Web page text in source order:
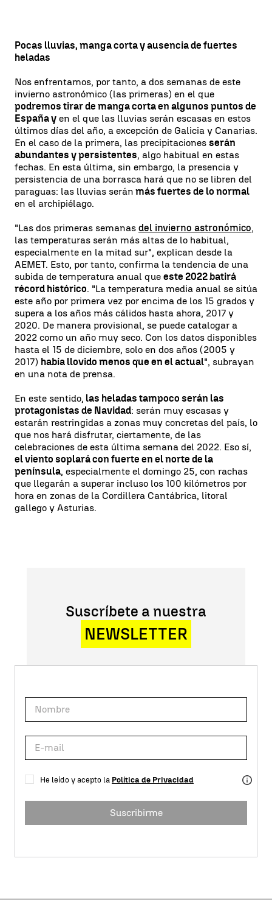
Pocas lluvias, manga corta y ausencia de fuertes
heladas
Nos enfrentamos, por tanto, a dos semanas de este
invierno astronómico (las primeras) en el que
podremos tirar de manga corta en algunos puntos de
España y en el que las lluvias serán escasas en estos
últimos días del año, a excepción de Galicia y Canarias.
En el caso de la primera, las precipitaciones serán
abundantes y persistentes, algo habitual en estas
fechas. En esta última, sin embargo, la presencia y
persistencia de una borrasca hará que no se libren del
paraguas: las lluvias serán más fuertes de lo normal
en el archipiélago.
"Las dos primeras semanas del invierno astronómico,
las temperaturas serán más altas de lo habitual,
especialmente en la mitad sur", explican desde la
AEMET. Esto, por tanto, confirma la tendencia de una
subida de temperatura anual que este 2022 batirá
récord histórico. "La temperatura media anual se sitúa
este año por primera vez por encima de los 15 grados y
supera a los años más cálidos hasta ahora, 2017 y
2020. De manera provisional, se puede catalogar a
2022 como un año muy seco. Con los datos disponibles
hasta el 15 de diciembre, solo en dos años (2005 y
2017) había llovido menos que en el actual", subrayan
en una nota de prensa.
En este sentido, las heladas tampoco serán las
protagonistas de Navidad: serán muy escasas y
estarán restringidas a zonas muy concretas del país, lo
que nos hará disfrutar, ciertamente, de las
celebraciones de esta última semana del 2022. Eso sí,
el viento soplará con fuerte en el norte de la
península, especialmente el domingo 25, con rachas
que llegarán a superar incluso los 100 kilómetros por
hora en zonas de la Cordillera Cantábrica, litoral
gallego y Asturias.
Suscríbete a nuestra
NEWSLETTER
He leído y acepto la Política de Privacidad
Suscribirme